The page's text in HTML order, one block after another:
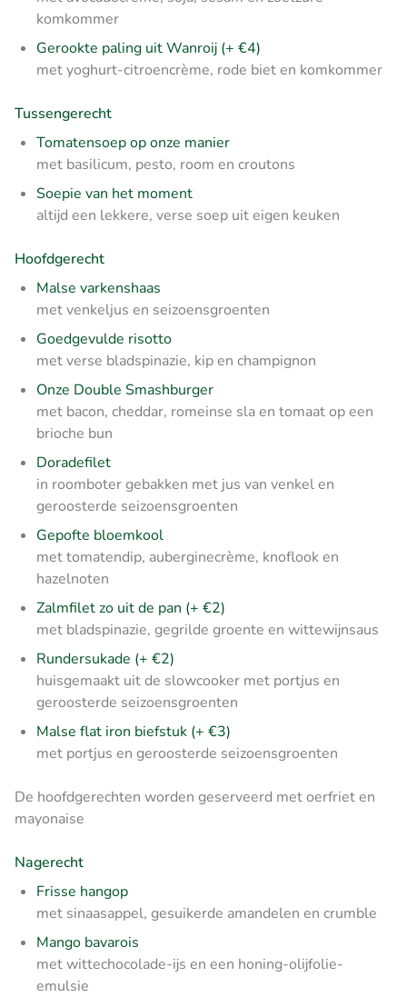
komkommer
Gerookte paling uit Wanroij (+ €4)
met yoghurt-citroencrème, rode biet en komkommer
Tussengerecht
Tomatensoep op onze manier
met basilicum, pesto, room en croutons
Soepie van het moment
altijd een lekkere, verse soep uit eigen keuken
Hoofdgerecht
Malse varkenshaas
met venkeljus en seizoensgroenten
Goedgevulde risotto
met verse bladspinazie, kip en champignon
Onze Double Smashburger
met bacon, cheddar, romeinse sla en tomaat op een
brioche bun
Doradefilet
in roomboter gebakken met jus van venkel en
geroosterde seizoensgroenten
Gepofte bloemkool
met tomatendip, auberginecrème, knoflook en
hazelnoten
Zalmfilet zo uit de pan (+ €2)
met bladspinazie, gegrilde groente en wittewijnsaus
Rundersukade (+ €2)
huisgemaakt uit de slowcooker met portjus en
geroosterde seizoensgroenten
Malse flat iron biefstuk (+ €3)
met portjus en geroosterde seizoensgroenten
De hoofdgerechten worden geserveerd met oerfriet en
mayonaise
Nagerecht
Frisse hangop
met sinaasappel, gesuikerde amandelen en crumble
Mango bavarois
met wittechocolade-ijs en een honing-olijfolie-
emulsie